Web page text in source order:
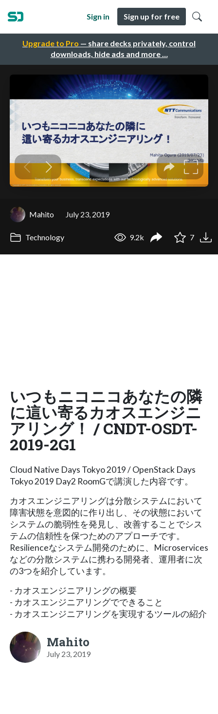
Upgrade to Pro — share decks privately, control
downloads, hide ads and more …
Sign in Sign up for free
Mahito July 23, 2019
Technology 9.2k 7
いつもニコニコあなたの隣
に這い寄るカオスエンジニ
アリング！ / CNDT-OSDT-
2019-2G1
Cloud Native Days Tokyo 2019 / OpenStack Days
Tokyo 2019 Day2 RoomGで講演した内容です。
カオスエンジニアリングは分散システムにおいて
障害状態を意図的に作り出し、その状態において
システムの脆弱性を発見し、改善することでシス
テムの信頼性を保つためのアプローチです。
Resilienceなシステム開発のために、Microservices
などの分散システムに携わる開発者、運用者に次
の3つを紹介しています。
- カオスエンジニアリングの概要
- カオスエンジニアリングでできること
- カオスエンジニアリングを実現するツールの紹介
Mahito
July 23, 2019